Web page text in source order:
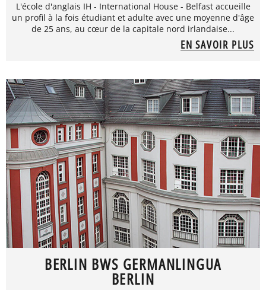
L'école d'anglais IH - International House - Belfast accueille
un profil à la fois étudiant et adulte avec une moyenne d'âge
de 25 ans, au cœur de la capitale nord irlandaise...
EN SAVOIR PLUS
BERLIN BWS GERMANLINGUA
BERLIN